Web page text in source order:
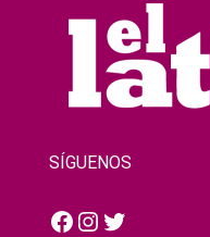
SÍGUENOS
Facebook
Instagram
Twitter